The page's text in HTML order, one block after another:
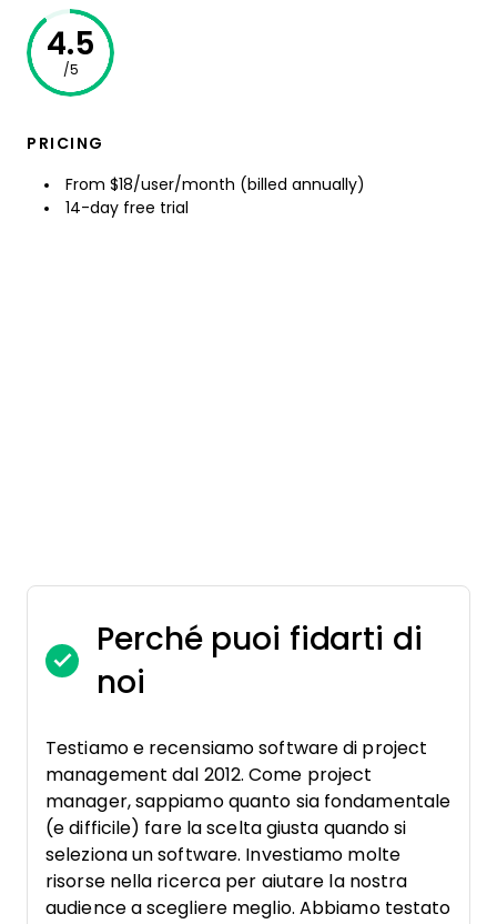
4.5
/5
PRICING
From $18/user/month (billed annually)
14-day free trial
Perché puoi fidarti di
noi
Testiamo e recensiamo software di project
management dal 2012. Come project
manager, sappiamo quanto sia fondamentale
(e difficile) fare la scelta giusta quando si
seleziona un software. Investiamo molte
risorse nella ricerca per aiutare la nostra
audience a scegliere meglio. Abbiamo testato